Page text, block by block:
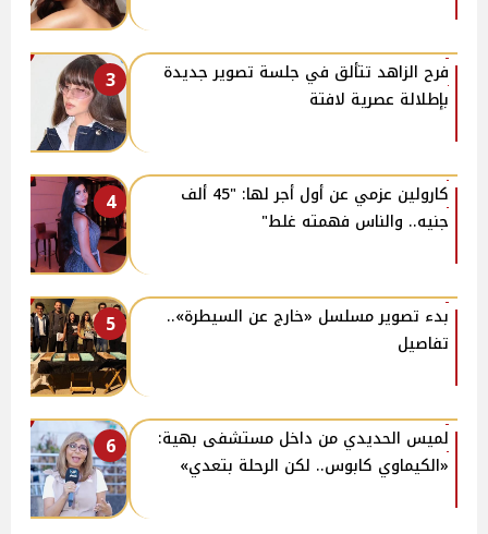
3
فرح الزاهد تتألق في جلسة تصوير جديدة
بإطلالة عصرية لافتة
4
كارولين عزمي عن أول أجر لها: "45 ألف
جنيه.. والناس فهمته غلط"
5
بدء تصوير مسلسل «خارج عن السيطرة»..
تفاصيل
6
لميس الحديدي من داخل مستشفى بهية:
«الكيماوي كابوس.. لكن الرحلة بتعدي»